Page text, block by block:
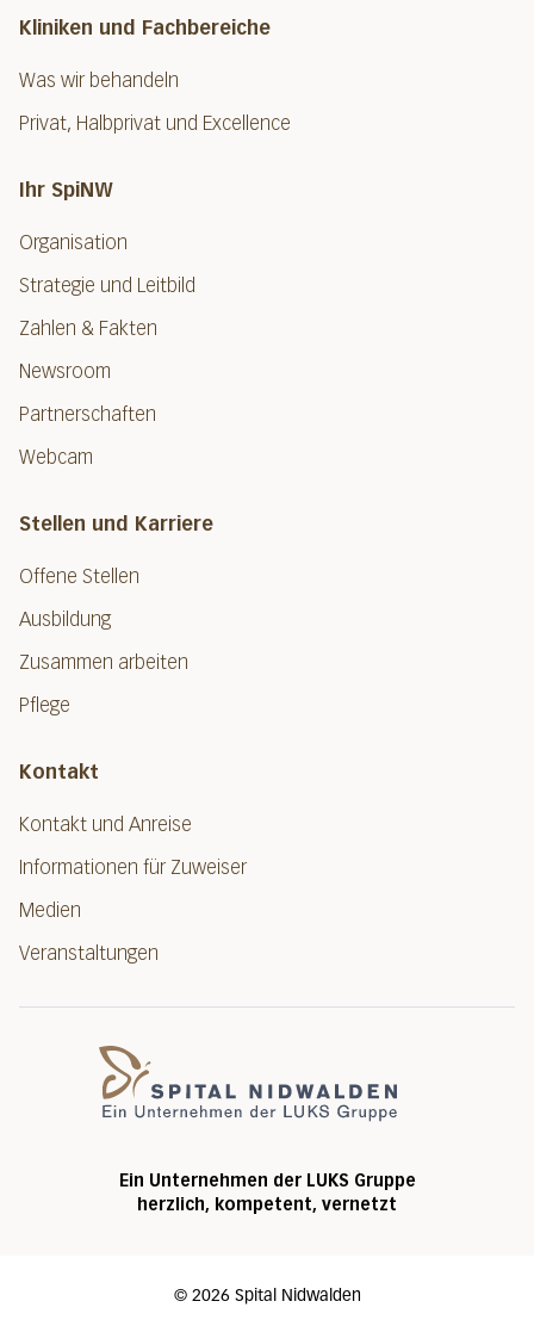
Kliniken und Fachbereiche
Was wir behandeln
Privat, Halbprivat und Excellence
Ihr SpiNW
Organisation
Strategie und Leitbild
Zahlen & Fakten
Newsroom
Partnerschaften
Webcam
Stellen und Karriere
Offene Stellen
Ausbildung
Zusammen arbeiten
Pflege
Kontakt
Kontakt und Anreise
Informationen für Zuweiser
Medien
Veranstaltungen
Ein Unternehmen der LUKS Gruppe
herzlich, kompetent, vernetzt
© 2026 Spital Nidwalden